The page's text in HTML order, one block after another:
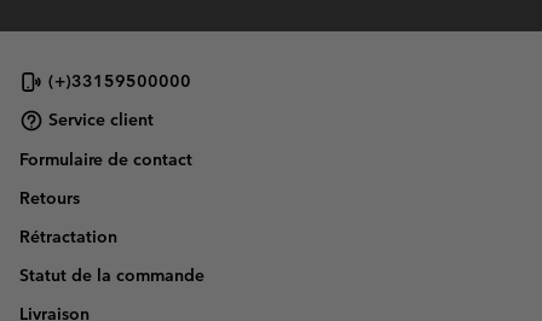
(+)33159500000
Service client
Formulaire de contact
Retours
Rétractation
Statut de la commande
Livraison